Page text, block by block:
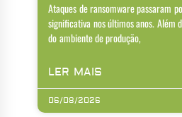
Ataques de ransomware passaram
significativa nos últimos anos. Além
do ambiente de produção,
LER MAIS
06/08/2026